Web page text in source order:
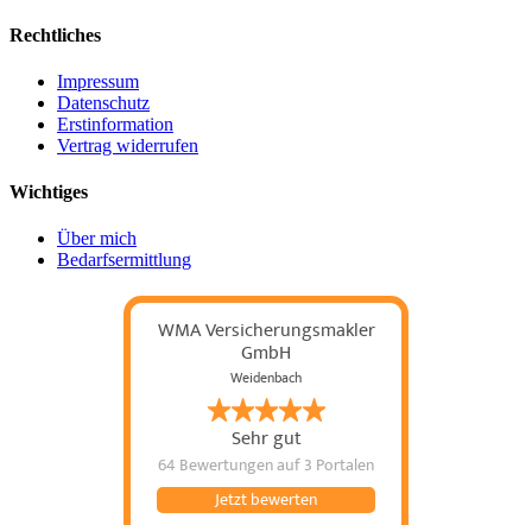
Rechtliches
Impressum
Datenschutz
Erstinformation
Vertrag widerrufen
Wichtiges
Über mich
Bedarfsermittlung
WMA Versicherungsmakler
GmbH
Weidenbach
Sehr gut
64 Bewertungenauf 3 Portalen
Jetzt bewerten